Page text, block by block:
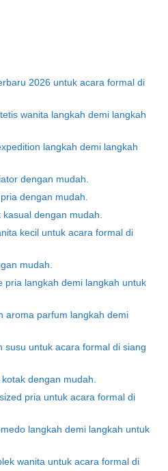
2026 untuk acara formal di
wanita langkah demi langkah
langkah demi langkah
dengan mudah.
dengan mudah.
dengan mudah.
kecil untuk acara formal di
mudah.
pria langkah demi langkah untuk
aroma parfum langkah demi
susu untuk acara formal di siang
dengan mudah.
pria untuk acara formal di
langkah demi langkah untuk
wanita untuk acara formal di